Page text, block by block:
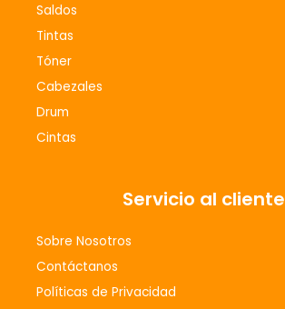
Saldos
Tintas
Tóner
Cabezales
Drum
Cintas
Servicio al cliente
Sobre Nosotros
Contáctanos
Políticas de Privacidad